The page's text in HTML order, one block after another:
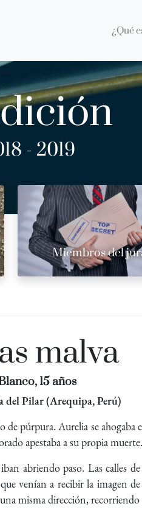
¿Qué
- 2019
Miembros del
malva
15 años
del Pilar (Arequipa, Perú)
de púrpura. Aurelia se
apestaba a su propia muerte.
abriendo paso. Las calles
venían a recibir la imagen
misma dirección, recorriendo